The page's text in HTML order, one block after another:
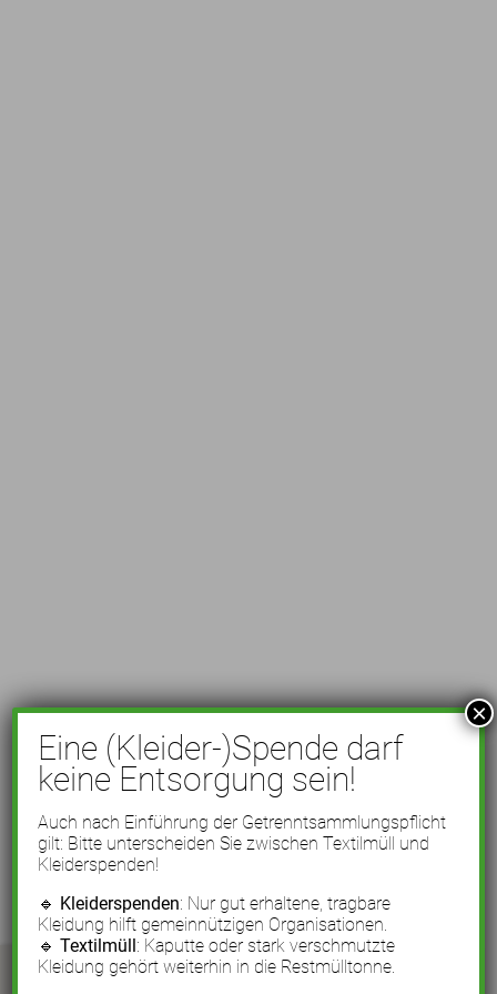
Eine (Kleider-)Spende darf
keine Entsorgung sein!
Auch nach Einführung der Getrenntsammlungspflicht
gilt: Bitte unterscheiden Sie zwischen Textilmüll und
Kleiderspenden!
🔹 Kleiderspenden: Nur gut erhaltene, tragbare
Kleidung hilft gemeinnützigen Organisationen.
🔹Textilmüll: Kaputte oder stark verschmutzte
Kleidung gehört weiterhin in die Restmülltonne.
×